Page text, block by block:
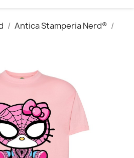
Antica Stamperia Nerd®